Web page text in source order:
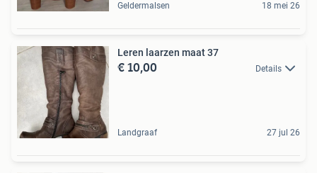
Geldermalsen 18 mei 26
Leren laarzen maat 37
€ 10,00 Details
Landgraaf 27 jul 26